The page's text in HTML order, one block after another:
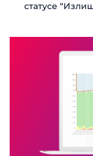
статусе